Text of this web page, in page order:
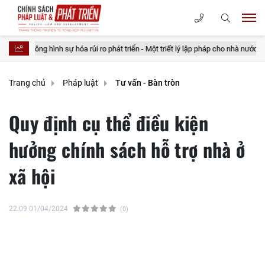
hình sự hóa rủi ro phát triển - Một triết lý lập pháp cho nhà nước kiến tạo
Trang chủ Pháp luật Tư vấn - Bàn tròn
Quy định cụ thể điều kiện
hưởng chính sách hỗ trợ nhà ở
xã hội
22:09 01/04/2024 (0)